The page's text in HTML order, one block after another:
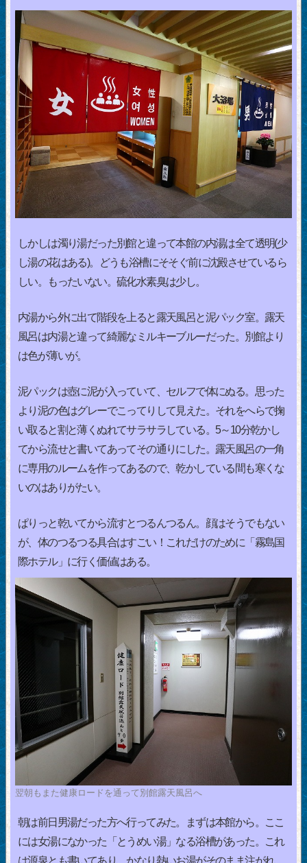
しかしは濁り湯だった別館と違って本館の内湯は全て透明(少
し湯の花はある)。どうも浴槽にそそぐ前に沈殿させているら
しい。もったいない。硫化水素臭は少し。
内湯から外に出て階段を上ると露天風呂と泥パック室。露天
風呂は内湯と違って綺麗なミルキーブルーだった。別館より
は色が薄いが。
泥パックは壺に泥が入っていて、セルフで体にぬる。思った
より泥の色はグレーでこってりして見えた。それをへらで掬
い取ると割と薄くぬれてサラサラしている。5～10分乾かし
てから流せと書いてあってその通りにした。露天風呂の一角
に専用のルームを作ってあるので、乾かしている間も寒くな
いのはありがたい。
ぱりっと乾いてから流すとつるんつるん。顔はそうでもない
が、体のつるつる具合はすごい！これだけのために「霧島国
際ホテル」に行く価値はある。
翌朝もまた健康ロードを通って別館露天風呂へ
朝は前日男湯だった方へ行ってみた。まずは本館から。ここ
には女湯になかった「とうめい湯」なる浴槽があった。これ
は源泉とも書いてあり、かなり熱いお湯がそのまま注がれ、